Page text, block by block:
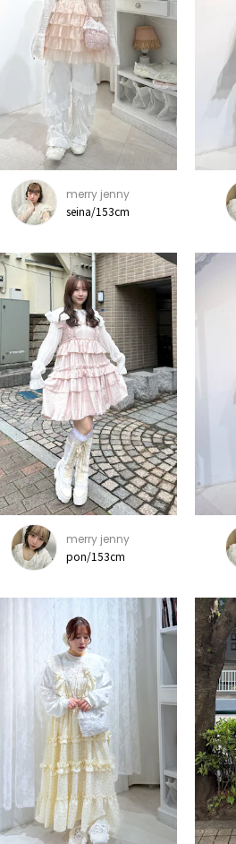
merry jenny
seina/153cm
merry jenny
pon/153cm